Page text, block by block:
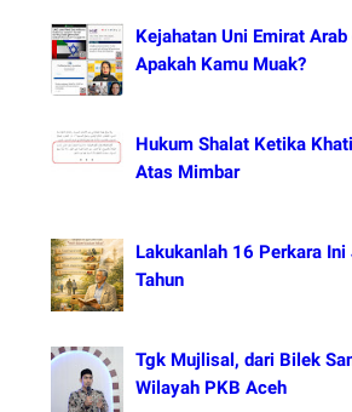
Kejahatan Uni Emirat
Apakah Kamu Muak?
Hukum Shalat Ketika
Atas Mimbar
Lakukanlah 16 Perkara
Tahun
Tgk Mujlisal, dari Bilek
Wilayah PKB Aceh